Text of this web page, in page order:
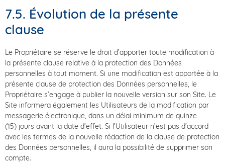
7.5. Évolution de la présente
clause
Le Propriétaire se réserve le droit d’apporter toute modification à
la présente clause relative à la protection des Données
personnelles à tout moment. Si une modification est apportée à la
présente clause de protection des Données personnelles, le
Propriétaire s’engage à publier la nouvelle version sur son Site. Le
Site informera également les Utilisateurs de la modification par
messagerie électronique, dans un délai minimum de quinze
(15) jours avant la date d’effet. Si l’Utilisateur n’est pas d’accord
avec les termes de la nouvelle rédaction de la clause de protection
des Données personnelles, il aura la possibilité de supprimer son
compte.